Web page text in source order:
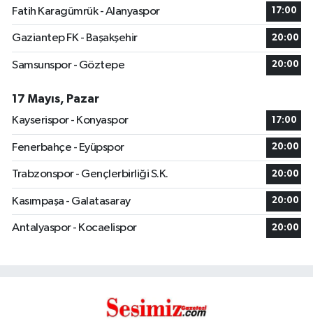
Fatih Karagümrük - Alanyaspor
17:00
Gaziantep FK - Başakşehir 20:00
Samsunspor - Göztepe 20:00
17 Mayıs, Pazar
Kayserispor - Konyaspor
17:00
Fenerbahçe - Eyüpspor 20:00
Trabzonspor - Gençlerbirliği S.K. 20:00
Kasımpaşa - Galatasaray 20:00
Antalyaspor - Kocaelispor 20:00